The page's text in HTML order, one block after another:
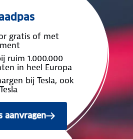
gratis of met
ruim 1.000.000
in heel Europa
bij Tesla, ook
aanvragen